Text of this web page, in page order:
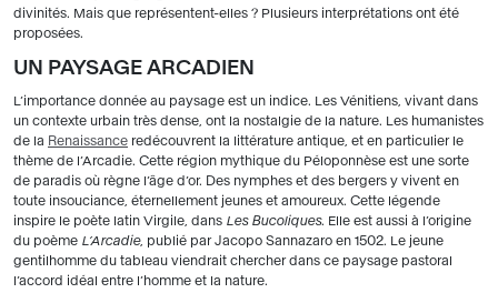
divinités. Mais que représentent-elles ? Plusieurs interprétations ont été
proposées.
UN PAYSAGE ARCADIEN
L’importance donnée au paysage est un indice. Les Vénitiens, vivant dans
un contexte urbain très dense, ont la nostalgie de la nature. Les humanistes
de la Renaissance redécouvrent la littérature antique, et en particulier le
thème de l’Arcadie. Cette région mythique du Péloponnèse est une sorte
de paradis où règne l’âge d’or. Des nymphes et des bergers y vivent en
toute insouciance, éternellement jeunes et amoureux. Cette légende
inspire le poète latin Virgile, dans Les Bucoliques. Elle est aussi à l’origine
du poème L’Arcadie, publié par Jacopo Sannazaro en 1502. Le jeune
gentilhomme du tableau viendrait chercher dans ce paysage pastoral
l’accord idéal entre l’homme et la nature.